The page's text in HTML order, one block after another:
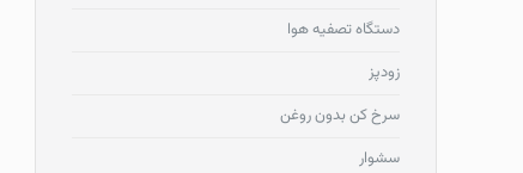
دستگاه تصفیه هوا
زودپز
سرخ کن بدون روغن
سشوار